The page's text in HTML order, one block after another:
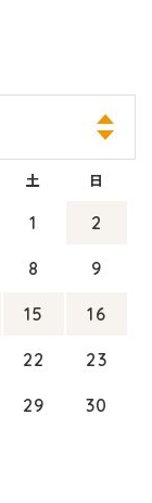
土 日
1 2
8 9
15 16
22 23
29 30